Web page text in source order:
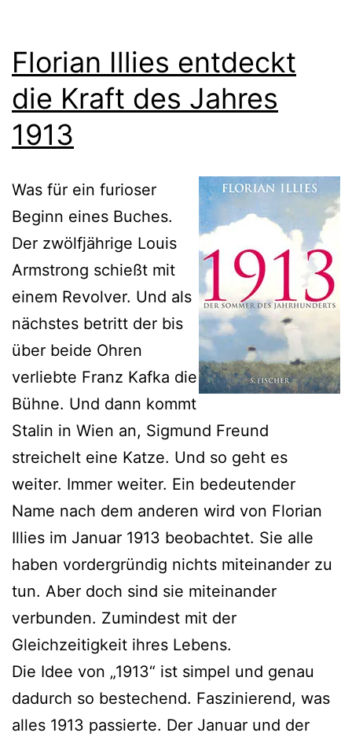
Florian Illies entdeckt
die Kraft des Jahres
1913
Was für ein furioser
Beginn eines Buches.
Der zwölfjährige Louis
Armstrong schießt mit
einem Revolver. Und als
nächstes betritt der bis
über beide Ohren
verliebte Franz Kafka die
Bühne. Und dann kommt
Stalin in Wien an, Sigmund Freund
streichelt eine Katze. Und so geht es
weiter. Immer weiter. Ein bedeutender
Name nach dem anderen wird von Florian
Illies im Januar 1913 beobachtet. Sie alle
haben vordergründig nichts miteinander zu
tun. Aber doch sind sie miteinander
verbunden. Zumindest mit der
Gleichzeitigkeit ihres Lebens.
Die Idee von „1913“ ist simpel und genau
dadurch so bestechend. Faszinierend, was
alles 1913 passierte. Der Januar und der